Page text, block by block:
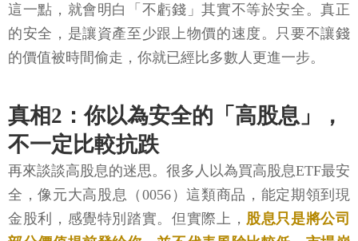
這一點，就會明白「不虧錢」其實不等於安全。真正
的安全，是讓資產至少跟上物價的速度。只要不讓錢
的價值被時間偷走，你就已經比多數人更進一步。
真相2：你以為安全的「高股息」，
不一定比較抗跌
再來談談高股息的迷思。很多人以為買高股息ETF最安
全，像元大高股息（0056）這類商品，能定期領到現
金股利，感覺特別踏實。但實際上， 股息只是將公司